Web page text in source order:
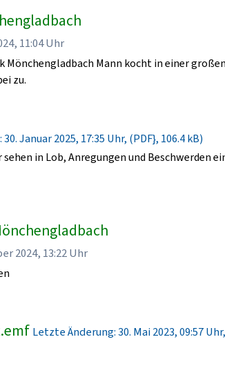
11:04 Uhr
Mönchengladbach Mann kocht in einer
zu.
Januar 2025, 17:35 Uhr, (PDF}, 106.4 kB)
in Lob, Anregungen und Beschwerden
2024, 13:22 Uhr
Letzte Änderung: 30. Mai 2023, 09:57